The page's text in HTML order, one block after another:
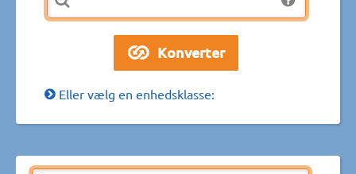
Eller vælg en enhedsklasse: